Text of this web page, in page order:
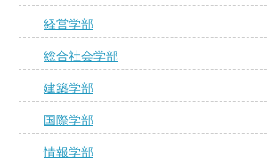
経営学部
総合社会学部
建築学部
国際学部
情報学部